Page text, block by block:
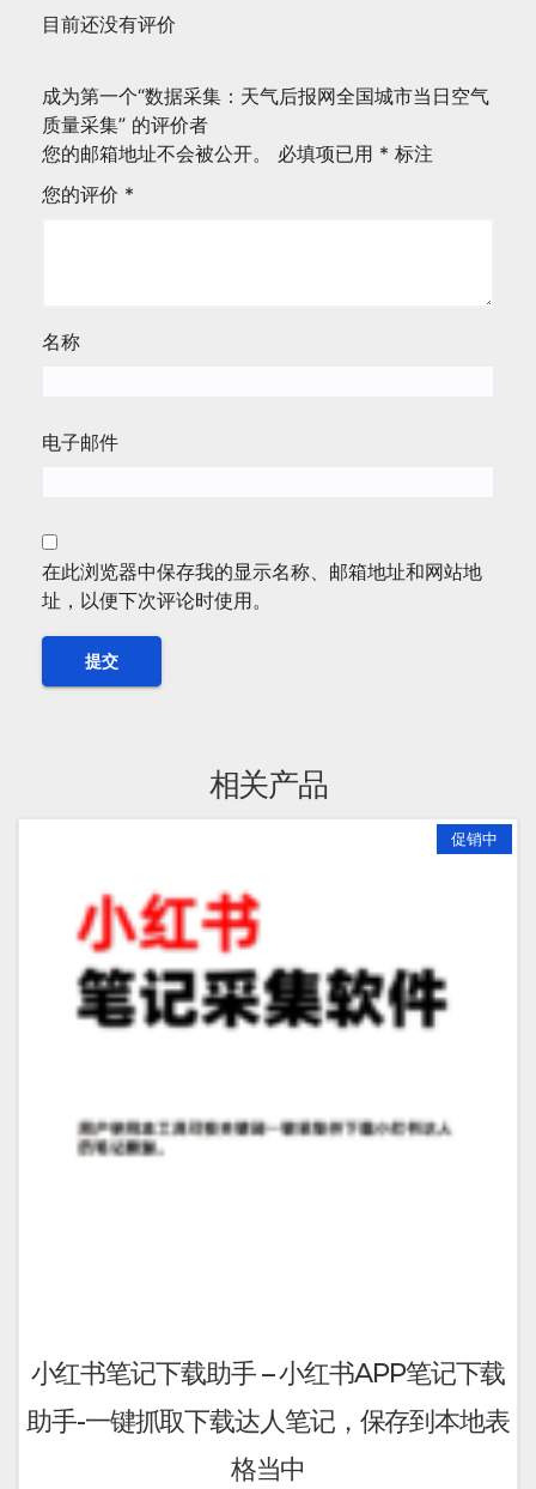
目前还没有评价
成为第一个“数据采集：天气后报网全国城市当日空气
质量采集” 的评价者
您的邮箱地址不会被公开。
必填项已用 * 标注
您的评价 *
名称
电子邮件
在此浏览器中保存我的显示名称、邮箱地址和网站地
址，以便下次评论时使用。
相关产品
促销中
小红书笔记下载助手 – 小红书APP笔记下载
助手-一键抓取下载达人笔记，保存到本地表
格当中